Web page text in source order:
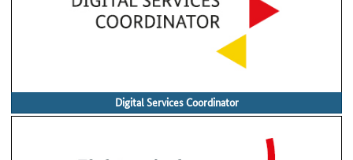
Digital Services Coordinator